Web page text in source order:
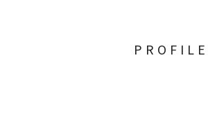
PROFILE